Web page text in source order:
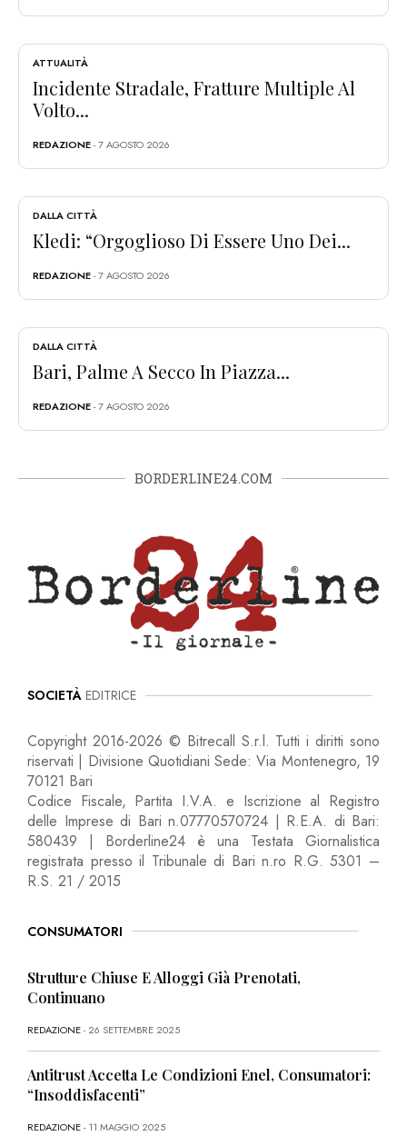
ATTUALITÀ
Incidente Stradale, Fratture Multiple Al
Volto...
REDAZIONE- 7 AGOSTO 2026
DALLA CITTÀ
Kledi: “Orgoglioso Di Essere Uno Dei...
REDAZIONE- 7 AGOSTO 2026
DALLA CITTÀ
Bari, Palme A Secco In Piazza...
REDAZIONE- 7 AGOSTO 2026
BORDERLINE24.COM
SOCIETÀ EDITRICE
Copyright 2016-2026 © Bitrecall S.r.l. Tutti i diritti sono
riservati | Divisione Quotidiani Sede: Via Montenegro, 19
70121 Bari
Codice Fiscale, Partita I.V.A. e Iscrizione al Registro
delle Imprese di Bari n.07770570724 | R.E.A. di Bari:
580439 | Borderline24 è una Testata Giornalistica
registrata presso il Tribunale di Bari n.ro R.G. 5301 –
R.S. 21 / 2015
CONSUMATORI
Strutture Chiuse E Alloggi Già Prenotati,
Continuano
REDAZIONE- 26 SETTEMBRE 2025
Antitrust Accetta Le Condizioni Enel, Consumatori:
“Insoddisfacenti”
REDAZIONE- 11 MAGGIO 2025